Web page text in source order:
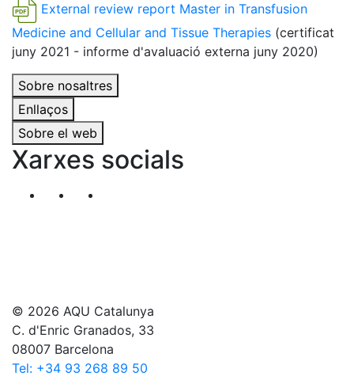
External review report Master in Transfusion
Medicine and Cellular and Tissue Therapies (certificat
juny 2021 - informe d'avaluació externa juny 2020)
Sobre nosaltres
Enllaços
Sobre el web
Xarxes socials
Segueix-nos al nostre canal de Twitter
© 2026 AQU Catalunya
C. d'Enric Granados, 33
08007 Barcelona
Tel: +34 93 268 89 50